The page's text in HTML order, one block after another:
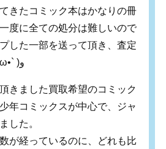
きたコミック本はかなりの冊
度に全ての処分は難しいので
した一部を送って頂き、査定
を行いました( •´ω•` )ﻭ
きました買取希望のコミック
年コミックスが中心で、ジャ
した。
が経っているのに、どれも比